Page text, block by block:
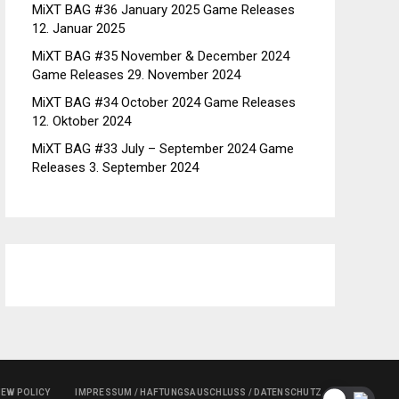
MiXT BAG #36 January 2025 Game Releases
12. Januar 2025
MiXT BAG #35 November & December 2024
Game Releases 29. November 2024
MiXT BAG #34 October 2024 Game Releases
12. Oktober 2024
MiXT BAG #33 July – September 2024 Game
Releases 3. September 2024
POLICY IMPRESSUM / HAFTUNGSAUSCHLUSS / DATENSCHUTZ